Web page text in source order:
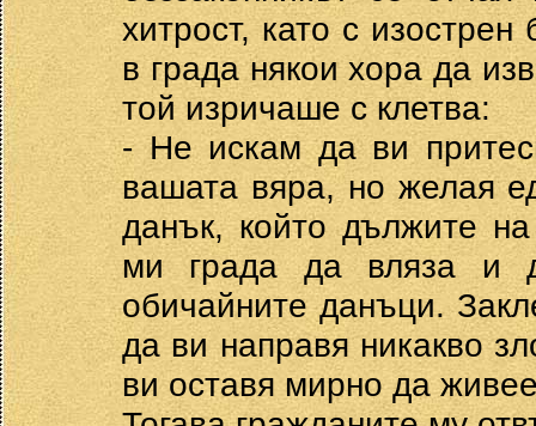
хитрост, като с
в града някои хора да
той изричаше с клетва:
- Не искам да ви
вашата вяра, но желая
данък, който дължите
ми града да вляза и
обичайните данъци.
да ви направя никакво
ви оставя мирно да